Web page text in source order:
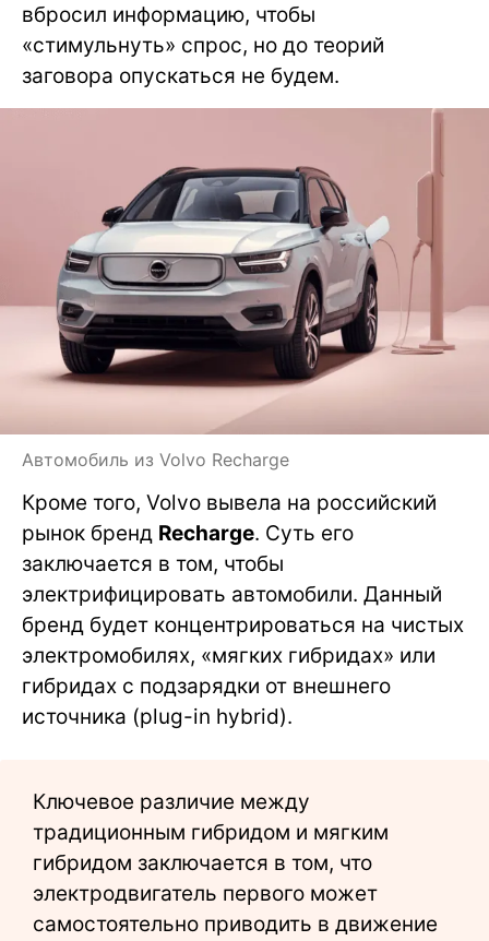
вбросил информацию, чтобы
«стимульнуть» спрос, но до теорий
заговора опускаться не будем.
Автомобиль из Volvo Recharge
Кроме того, Volvo вывела на российский
рынок бренд Recharge. Суть его
заключается в том, чтобы
электрифицировать автомобили. Данный
бренд будет концентрироваться на чистых
электромобилях, «мягких гибридах» или
гибридах с подзарядки от внешнего
источника (plug-in hybrid).
Ключевое различие между
традиционным гибридом и мягким
гибридом заключается в том, что
электродвигатель первого может
самостоятельно приводить в движение